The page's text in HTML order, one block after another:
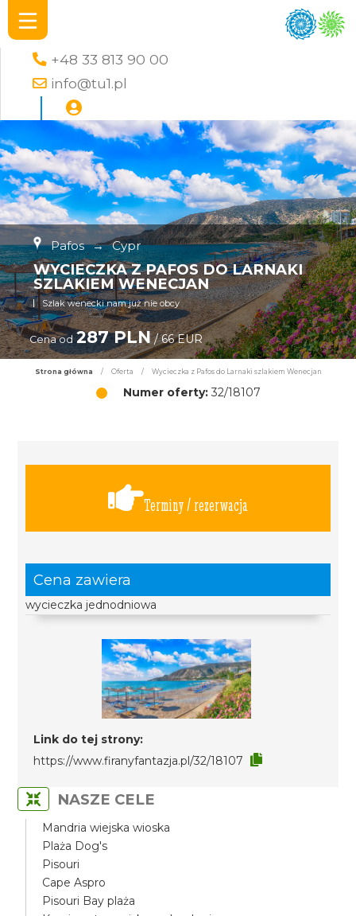
+48 33 813 90 00
info@tu1.pl
Pafos → Cypr
WYCIECZKA Z PAFOS DO LARNAKI
SZLAKIEM WENECJAN
Szlak wenecki nam już nie obcy
Cena od 287 PLN/ 66 EUR
Strona główna / Oferta / Wycieczka z Pafos do Larnaki szlakiem Wenecjan
Numer oferty:32/18107
Terminy / rezerwacja
Cena zawiera
wycieczka jednodniowa
Link do tej strony:
https://www.firanyfantazja.pl/32/18107
NASZE CELE
Mandria wiejska wioska
Plaża Dog's
Pisouri
Cape Aspro
Pisouri Bay plaża